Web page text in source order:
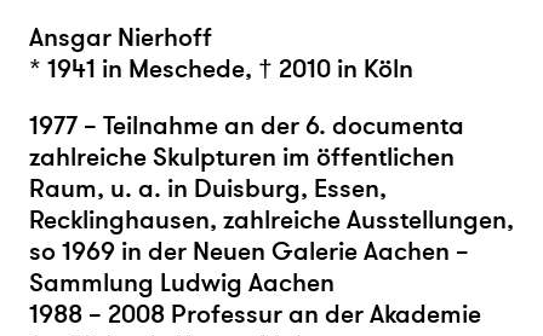
Ansgar Nierhoff
* 1941 in Meschede, † 2010 in Köln
1977 – Teilnahme an der 6. documenta
zahlreiche Skulpturen im öffentlichen
Raum, u. a. in Duisburg, Essen,
Recklinghausen, zahlreiche Ausstellungen,
so 1969 in der Neuen Galerie Aachen –
Sammlung Ludwig Aachen
1988 – 2008 Professur an der Akademie